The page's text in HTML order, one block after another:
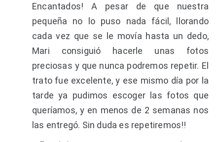
Encantados! A pesar de que nuestra
pequeña no lo puso nada fácil, llorando
cada vez que se le movía hasta un dedo,
Mari consiguió hacerle unas fotos
preciosas y que nunca podremos repetir. El
trato fue excelente, y ese mismo día por la
tarde ya pudimos escoger las fotos que
queríamos, y en menos de 2 semanas nos
las entregó. Sin duda es repetiremos!!